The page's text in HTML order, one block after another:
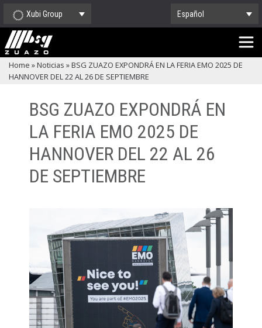
Xubi Group Español
Home »Noticias »BSG ZUAZO EXPONDRÁ EN LA FERIA EMO 2025 DE
HANNOVER DEL 22 AL 26 DE SEPTIEMBRE
BSG ZUAZO EXPONDRÁ EN
LA FERIA EMO 2025 DE
HANNOVER DEL 22 AL 26
DE SEPTIEMBRE